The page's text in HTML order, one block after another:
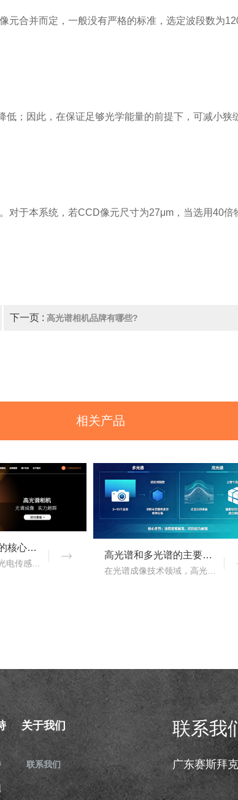
合并而定，一般没有严格的标准，选定波段数为
；因此，在保证足够光学能量的前提下，可减小狭
对于本系统，若CCD像元尺寸为27μm，当选用40倍
下一页 :高光谱相机品牌有哪些?
相关产品
国产高光谱相机的核心优势：从“跟跑”到“并跑”的跨越
近年来，随着国内光电传感、光学设计、成像算法等产业链环节的持续突破，国产高光谱相机综合性能稳步提升，正在从“进口替代”走向“自主引领”。..
高光谱和多光谱的主要区别有哪些？
关于我们
联系我们
联系我
广东赛斯拜